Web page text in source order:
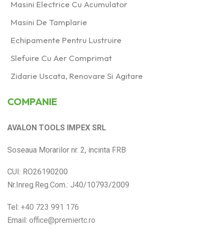
Masini Electrice Cu Acumulator
Masini De Tamplarie
Echipamente Pentru Lustruire
Slefuire Cu Aer Comprimat
Zidarie Uscata, Renovare Si Agitare
COMPANIE
AVALON TOOLS IMPEX SRL
Soseaua Morarilor nr. 2, incinta FRB
CUI: RO26190200
Nr.Inreg.Reg.Com.: J40/10793/2009
Tel: +40 723 991 176
Email: office@premiertc.ro